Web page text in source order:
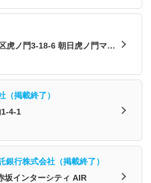
虎ノ門3-18-6 朝日虎ノ門マン
（掲載終了）
1-4-1
銀行株式会社（掲載終了）
坂インターシティ AIR